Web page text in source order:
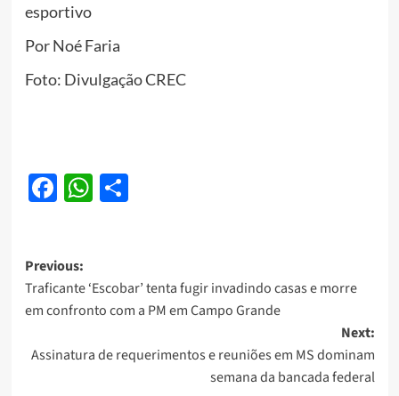
esportivo
Por Noé Faria
Foto: Divulgação CREC
Facebook
WhatsApp
Share
Post
navigation
Previous:
Traficante ‘Escobar’ tenta fugir invadindo casas e morre
em confronto com a PM em Campo Grande
Next:
Assinatura de requerimentos e reuniões em MS dominam
semana da bancada federal